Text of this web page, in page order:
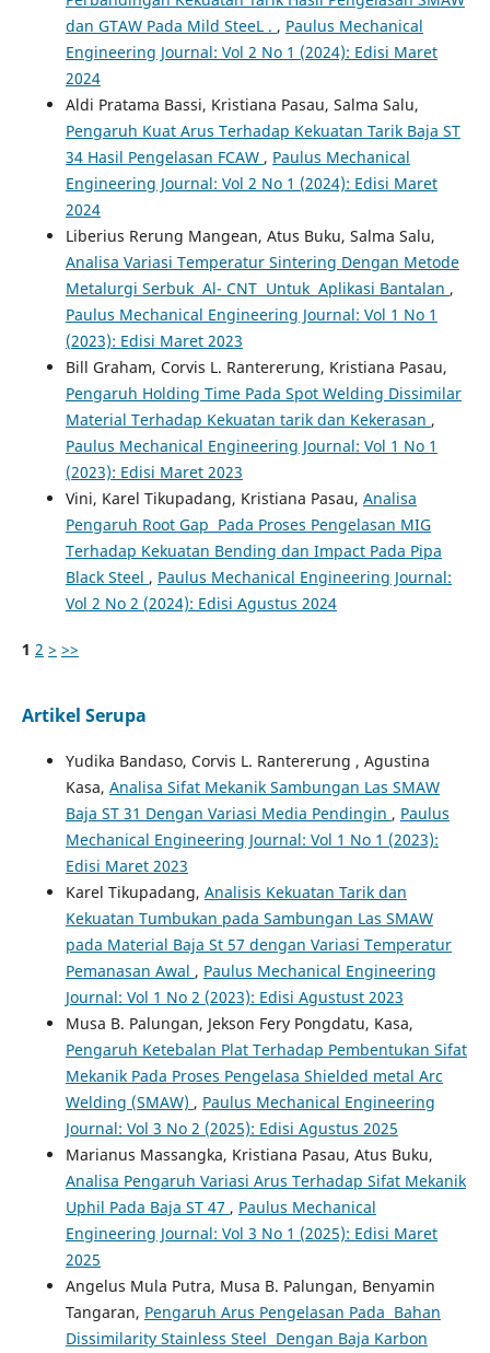
dan GTAW Pada Mild SteeL . , Paulus Mechanical
Engineering Journal: Vol 2 No 1 (2024): Edisi Maret
2024
Aldi Pratama Bassi, Kristiana Pasau, Salma Salu,
Pengaruh Kuat Arus Terhadap Kekuatan Tarik Baja ST
34 Hasil Pengelasan FCAW , Paulus Mechanical
Engineering Journal: Vol 2 No 1 (2024): Edisi Maret
2024
Liberius Rerung Mangean, Atus Buku, Salma Salu,
Analisa Variasi Temperatur Sintering Dengan Metode
Metalurgi Serbuk Al- CNT Untuk Aplikasi Bantalan ,
Paulus Mechanical Engineering Journal: Vol 1 No 1
(2023): Edisi Maret 2023
Bill Graham, Corvis L. Rantererung, Kristiana Pasau,
Pengaruh Holding Time Pada Spot Welding Dissimilar
Material Terhadap Kekuatan tarik dan Kekerasan ,
Paulus Mechanical Engineering Journal: Vol 1 No 1
(2023): Edisi Maret 2023
Vini, Karel Tikupadang, Kristiana Pasau, Analisa
Pengaruh Root Gap Pada Proses Pengelasan MIG
Terhadap Kekuatan Bending dan Impact Pada Pipa
Black Steel , Paulus Mechanical Engineering Journal:
Vol 2 No 2 (2024): Edisi Agustus 2024
1 2 > >>
Artikel Serupa
Yudika Bandaso, Corvis L. Rantererung , Agustina
Kasa, Analisa Sifat Mekanik Sambungan Las SMAW
Baja ST 31 Dengan Variasi Media Pendingin , Paulus
Mechanical Engineering Journal: Vol 1 No 1 (2023):
Edisi Maret 2023
Karel Tikupadang, Analisis Kekuatan Tarik dan
Kekuatan Tumbukan pada Sambungan Las SMAW
pada Material Baja St 57 dengan Variasi Temperatur
Pemanasan Awal , Paulus Mechanical Engineering
Journal: Vol 1 No 2 (2023): Edisi Agustust 2023
Musa B. Palungan, Jekson Fery Pongdatu, Kasa,
Pengaruh Ketebalan Plat Terhadap Pembentukan Sifat
Mekanik Pada Proses Pengelasa Shielded metal Arc
Welding (SMAW) , Paulus Mechanical Engineering
Journal: Vol 3 No 2 (2025): Edisi Agustus 2025
Marianus Massangka, Kristiana Pasau, Atus Buku,
Analisa Pengaruh Variasi Arus Terhadap Sifat Mekanik
Uphil Pada Baja ST 47 , Paulus Mechanical
Engineering Journal: Vol 3 No 1 (2025): Edisi Maret
2025
Angelus Mula Putra, Musa B. Palungan, Benyamin
Tangaran, Pengaruh Arus Pengelasan Pada Bahan
Dissimilarity Stainless Steel Dengan Baja Karbon